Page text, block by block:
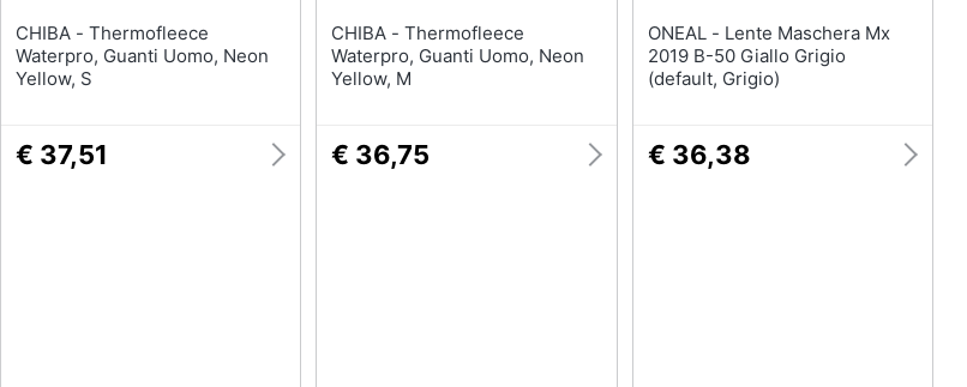
CHIBA - Thermofleece
Waterpro, Guanti Uomo, Neon
Yellow, S
€ 37,51
CHIBA - Thermofleece
Waterpro, Guanti Uomo, Neon
Yellow, M
€ 36,75
ONEAL - Lente Maschera Mx
2019 B-50 Giallo Grigio
(default, Grigio)
€ 36,38